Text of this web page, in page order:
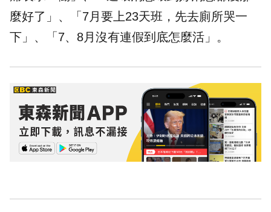
麼好了」、「7月要上23天班，先去廁所哭一
下」、「7、8月沒有連假到底怎麼活」。